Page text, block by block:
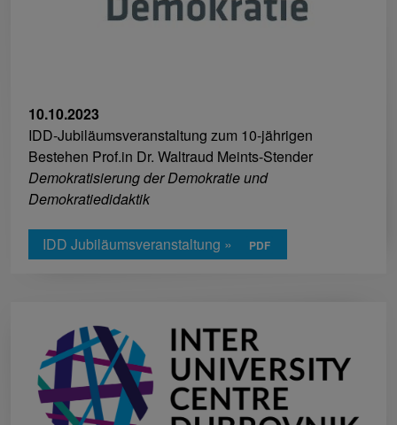
10.10.2023
IDD-Jubiläumsveranstaltung zum 10-jährigen
Bestehen Prof.in Dr. Waltraud Meints-Stender
Demokratisierung der Demokratie und
Demokratiedidaktik
IDD Jubiläumsveranstaltung »